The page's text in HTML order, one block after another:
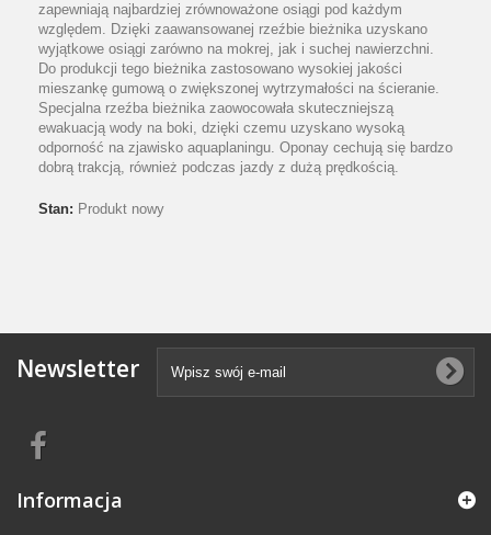
zapewniają najbardziej zrównoważone osiągi pod każdym
względem. Dzięki zaawansowanej rzeźbie bieżnika uzyskano
wyjątkowe osiągi zarówno na mokrej, jak i suchej nawierzchni.
Do produkcji tego bieżnika zastosowano wysokiej jakości
mieszankę gumową o zwiększonej wytrzymałości na ścieranie.
Specjalna rzeźba bieżnika zaowocowała skuteczniejszą
ewakuacją wody na boki, dzięki czemu uzyskano wysoką
odporność na zjawisko aquaplaningu. Oponay cechują się bardzo
dobrą trakcją, również podczas jazdy z dużą prędkością.
Stan: Produkt nowy
Newsletter
Informacja